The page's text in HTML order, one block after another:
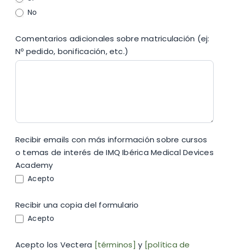
No
Comentarios adicionales sobre matriculación (ej:
Nº pedido, bonificación, etc.)
Recibir emails con más información sobre cursos
o temas de interés de IMQ Ibérica Medical Devices
Academy
Acepto
Recibir una copia del formulario
Acepto
Acepto los Vectera [términos]y [política de